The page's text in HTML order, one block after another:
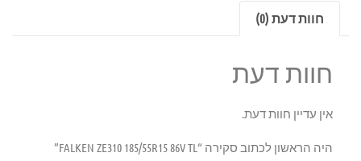
חוות דעת (0)
חוות דעת
אין עדיין חוות דעת.
היה הראשון לכתוב סקירה “FALKEN ZE310 185/55R15 86V TL”